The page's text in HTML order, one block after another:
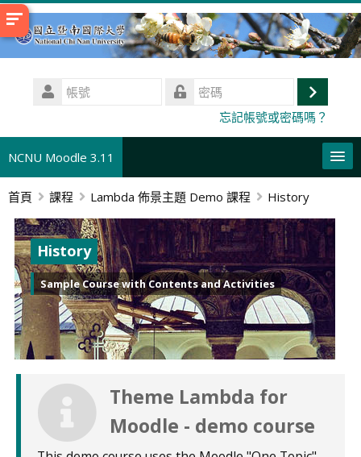
跳
至
號
登
忘記帳號或密碼嗎？
NCNU Moodle 3.11
正體中文 ‎(zh_tw)‎
搜
尋
課
程
首頁 課程 Lambda 佈景主題 Demo 課程 History
History
Sample Course with Contents and Activities
Theme Lambda for
Moodle - demo course